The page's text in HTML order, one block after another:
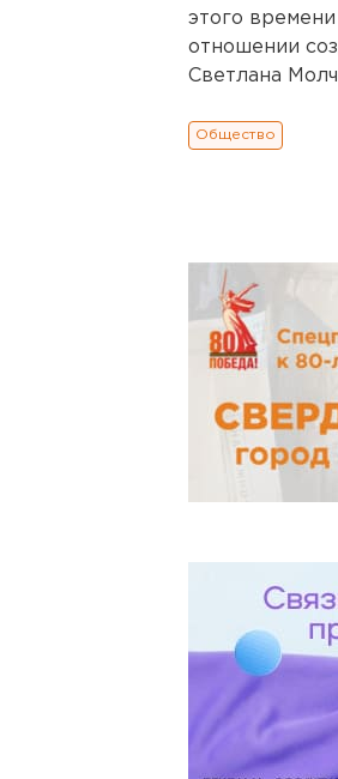
этого
отношении
Светлана
Общество